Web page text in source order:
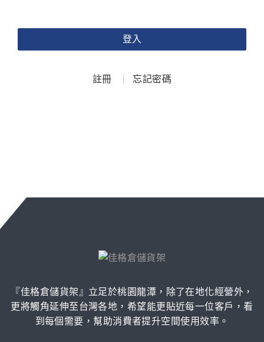
登入
註冊 忘記密碼
『佳格倉儲貨架』立足於桃園龍潭，除了在地化經營外，
更將觸角延伸至台灣各地，希望能更貼近每一位客戶，看
到每個需要，幫助消費者提升空間使用效率。